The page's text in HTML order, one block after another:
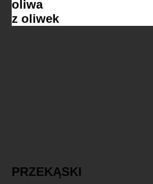
oliwa
z oliwek
PRZEKĄSKI